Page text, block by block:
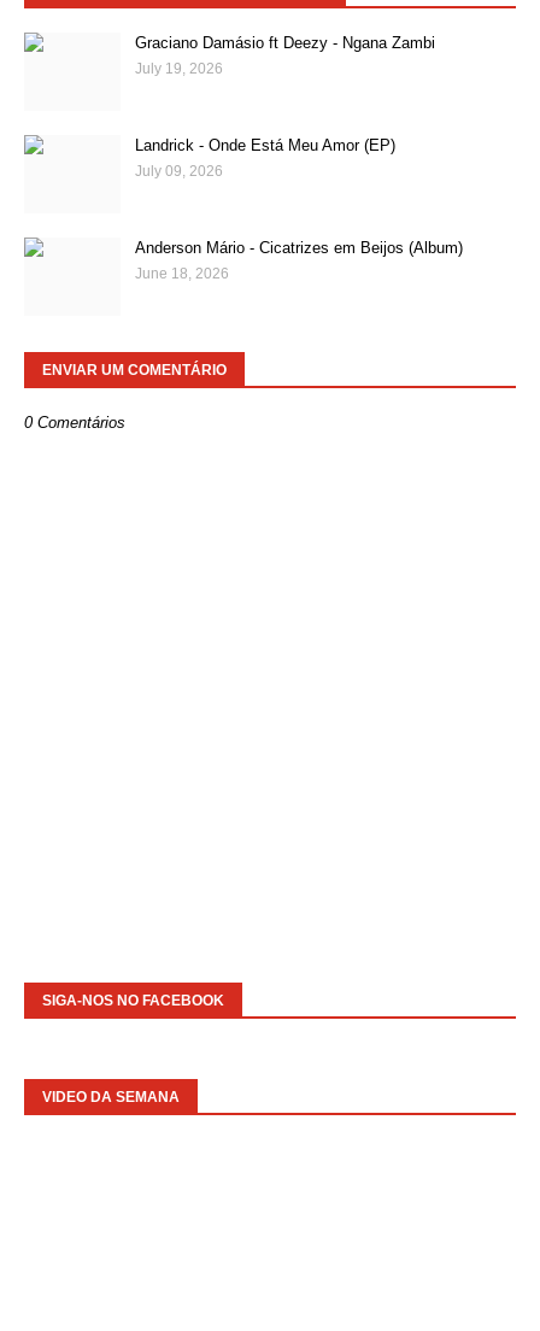
Graciano Damásio ft Deezy - Ngana Zambi
July 19, 2026
Landrick - Onde Está Meu Amor (EP)
July 09, 2026
Anderson Mário - Cicatrizes em Beijos (Album)
June 18, 2026
ENVIAR UM COMENTÁRIO
0 Comentários
SIGA-NOS NO FACEBOOK
VIDEO DA SEMANA